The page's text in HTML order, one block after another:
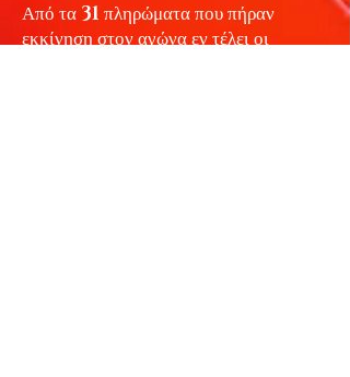
Από τα 31 πληρώματα που πήραν
εκκίνηση στον αγώνα εν τέλει οι